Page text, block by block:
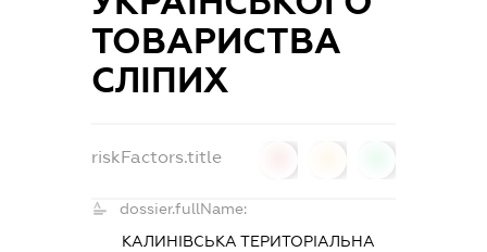
ТОВАРИСТВА
СЛІПИХ
riskFactors.title
dossier.fullName:
КАЛИНІВСЬКА ТЕРИТОРІАЛЬНА